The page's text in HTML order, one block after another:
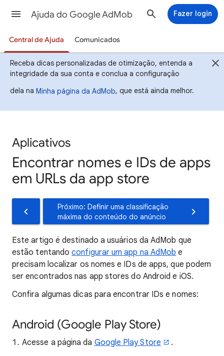
Ajuda do Google AdMob Fazer login
Central de Ajuda Comunicados
Receba dicas personalizadas de otimização, entenda a
integridade da sua conta e conclua a configuração
dela na Minha página da AdMob, que está ainda melhor.
Aplicativos
Encontrar nomes e IDs de apps
em URLs da app store
Próximo: Definir uma classificação
máxima do conteúdo do anúncio
Este artigo é destinado a usuários da AdMob que
estão tentandoconfigurar um app na AdMob e
precisam localizar os nomes e IDs de apps, que podem
ser encontrados nas app stores do Android e iOS.
Confira algumas dicas para encontrar IDs e nomes:
Android (Google Play Store)
Acesse a página da Google Play Store
.